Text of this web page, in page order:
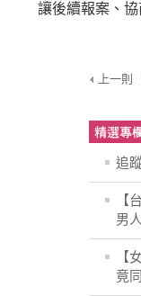
讓後續報案、
上一則
追
【
男
【
竟